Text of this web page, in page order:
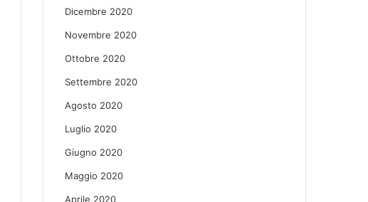
Dicembre 2020
Novembre 2020
Ottobre 2020
Settembre 2020
Agosto 2020
Luglio 2020
Giugno 2020
Maggio 2020
Aprile 2020